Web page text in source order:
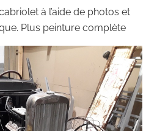
à l’aide de photos et
Plus peinture complète